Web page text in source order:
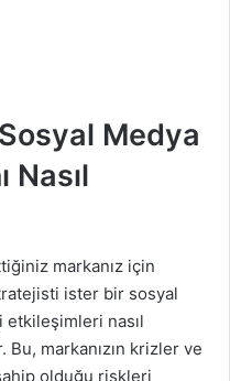
Medya
Nasıl
markanız için
ister bir sosyal
nasıl
markanızın krizler ve
olduğu riskleri